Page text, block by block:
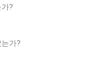
?
가?